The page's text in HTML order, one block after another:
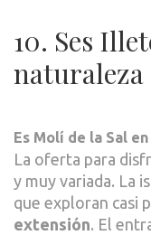
10. Ses
naturaleza
Es Molí de la Sal
La oferta para
y muy variada. La
que exploran casi
extensión. El